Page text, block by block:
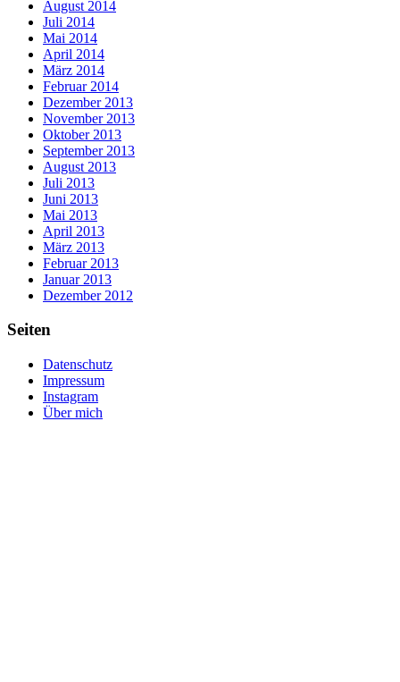
August 2014
Juli 2014
Mai 2014
April 2014
März 2014
Februar 2014
Dezember 2013
November 2013
Oktober 2013
September 2013
August 2013
Juli 2013
Juni 2013
Mai 2013
April 2013
März 2013
Februar 2013
Januar 2013
Dezember 2012
Seiten
Datenschutz
Impressum
Instagram
Über mich